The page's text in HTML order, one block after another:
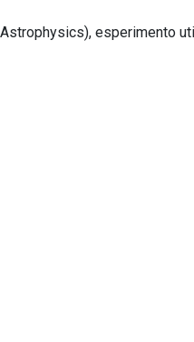
esperimento